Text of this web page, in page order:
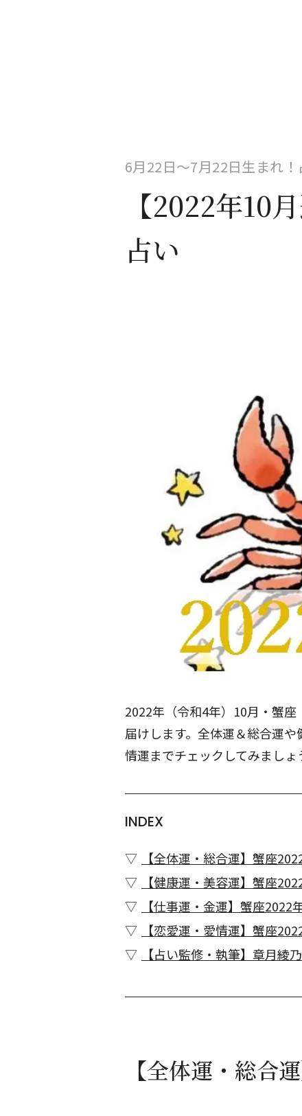
6月22日〜7月22日生まれ
【2022年10
占い
2022年（令和4年）10月・蟹
届けします。全体運＆総合運
情運までチェックしてみましょ
INDEX
【全体運・総合運】蟹座
【健康運・美容運】蟹座
【仕事運・金運】蟹座2022
【恋愛運・愛情運】蟹座
【占い監修・執筆】章月綾
【全体運・総合